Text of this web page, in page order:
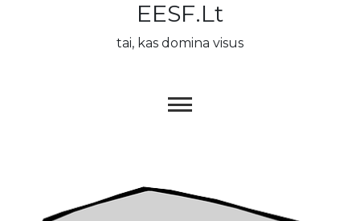
EESF.lt
tai, kas domina visus